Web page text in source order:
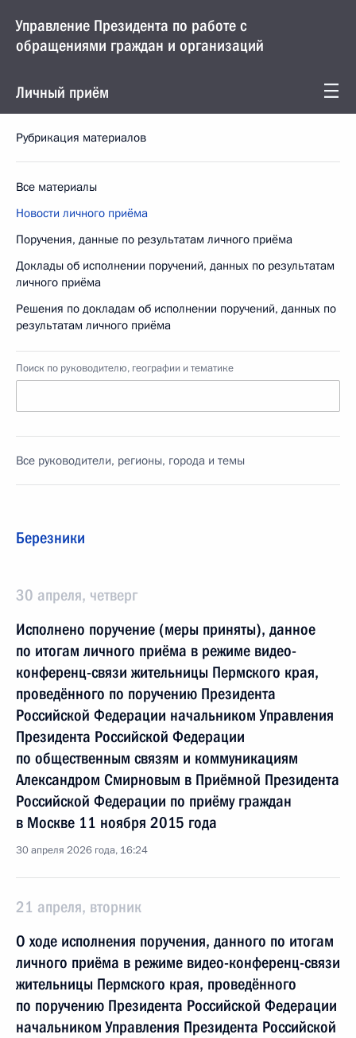
Управление Президента по работе с
обращениями граждан и организаций
Личный приём
Рубрикация материалов
Все материалы
Новости личного приёма
Поручения, данные по результатам личного приёма
Доклады об исполнении поручений, данных по результатам
личного приёма
Решения по докладам об исполнении поручений, данных по
результатам личного приёма
Поиск по руководителю, географии и тематике
Все руководители, регионы, города и темы
Березники
30 апреля, четверг
Исполнено поручение (меры приняты), данное
по итогам личного приёма в режиме видео-
конференц-связи жительницы Пермского края,
проведённого по поручению Президента
Российской Федерации начальником Управления
Президента Российской Федерации
по общественным связям и коммуникациям
Александром Смирновым в Приёмной Президента
Российской Федерации по приёму граждан
в Москве 11 ноября 2015 года
30 апреля 2026 года, 16:24
21 апреля, вторник
О ходе исполнения поручения, данного по итогам
личного приёма в режиме видео-конференц-связи
жительницы Пермского края, проведённого
по поручению Президента Российской Федерации
начальником Управления Президента Российской